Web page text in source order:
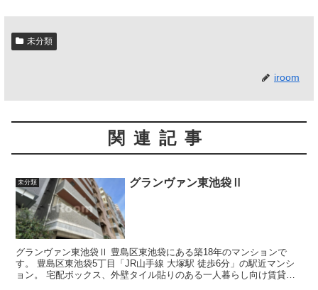
未分類
iroom
関連記事
未分類 グランヴァン東池袋Ⅱ
グランヴァン東池袋Ⅱ 豊島区東池袋にある築18年のマンションで
す。 豊島区東池袋5丁目「JR山手線 大塚駅 徒歩6分」の駅近マンシ
ョン。 宅配ボックス、外壁タイル貼りのある一人暮らし向け賃貸物